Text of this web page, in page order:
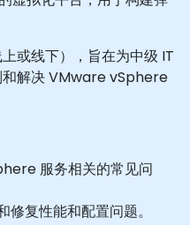
或线下），旨在为中级 IT
和解决 VMware vSphere
服务相关的常见问
复性能和配置问题。